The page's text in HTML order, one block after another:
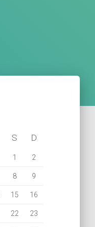
S D
1 2
8 9
15 16
22 23